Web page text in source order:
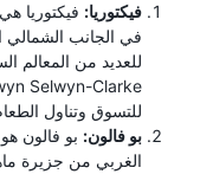
فيكتوريا: فيكتوريا
في الجانب
للعديد من المعالم
للتسوق وتناول
بو فالون: بو فالون
الغربي من جزيرة